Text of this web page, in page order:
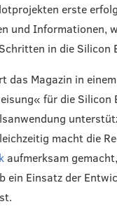
erste
und Informationen,
in die Silicon
das Magazin in
für die Silicon
macht die
aufmerksam
ein Einsatz der